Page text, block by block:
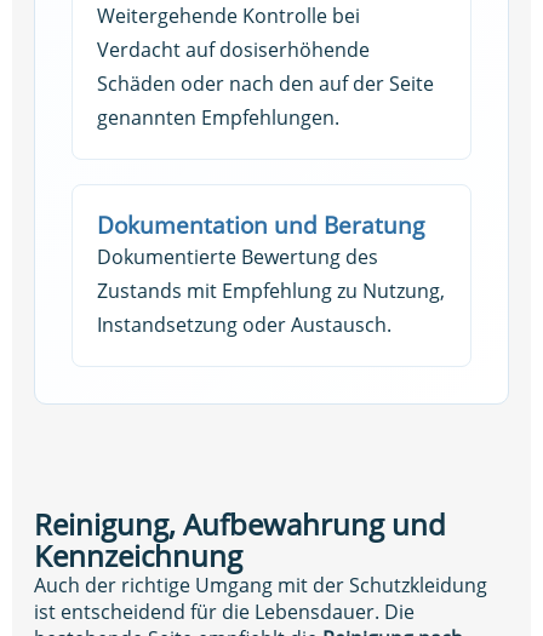
Weitergehende Kontrolle bei
Verdacht auf dosiserhöhende
Schäden oder nach den auf der Seite
genannten Empfehlungen.
Dokumentation und Beratung
Dokumentierte Bewertung des
Zustands mit Empfehlung zu Nutzung,
Instandsetzung oder Austausch.
Reinigung, Aufbewahrung und
Kennzeichnung
Auch der richtige Umgang mit der Schutzkleidung
ist entscheidend für die Lebensdauer. Die